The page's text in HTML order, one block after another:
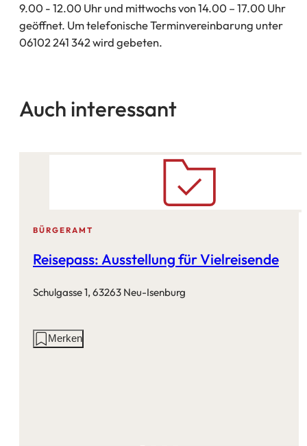
9.00 - 12.00 Uhr und mittwochs von 14.00 – 17.00 Uhr
geöffnet. Um telefonische Terminvereinbarung unter
06102 241 342 wird gebeten.
Auch interessant
BÜRGERAMT
Reisepass: Ausstellung für Vielreisende
Schulgasse 1, 63263 Neu-Isenburg
AktionenMerken